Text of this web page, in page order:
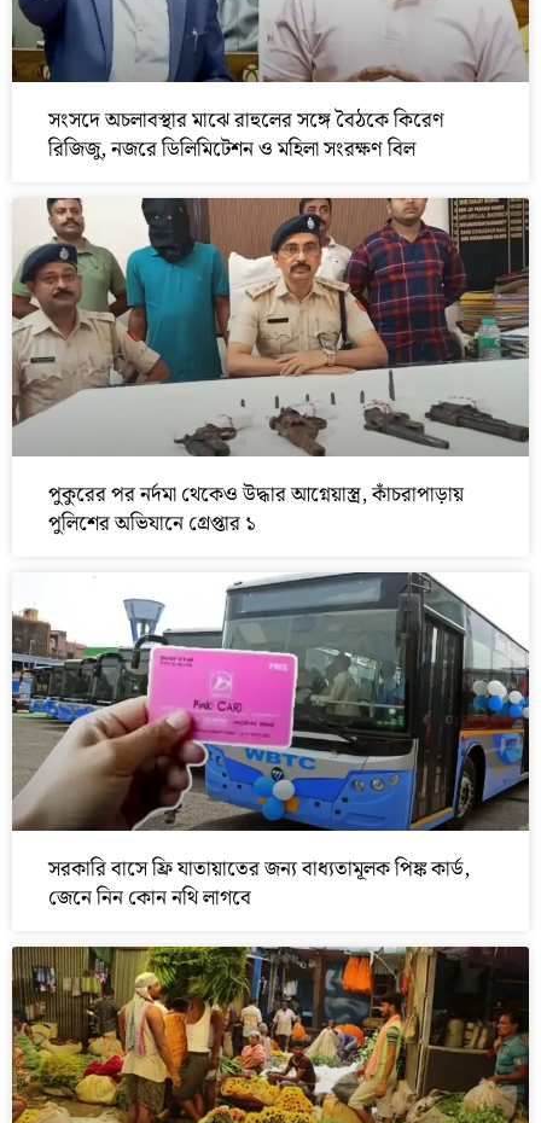
সংসদে অচলাবস্থার মাঝে রাহুলের সঙ্গে বৈঠকে কিরেণ
রিজিজু, নজরে ডিলিমিটেশন ও মহিলা সংরক্ষণ বিল
পুকুরের পর নর্দমা থেকেও উদ্ধার আগ্নেয়াস্ত্র, কাঁচরাপাড়ায়
পুলিশের অভিযানে গ্রেপ্তার ১
সরকারি বাসে ফ্রি যাতায়াতের জন্য বাধ্যতামূলক পিঙ্ক কার্ড,
জেনে নিন কোন নথি লাগবে